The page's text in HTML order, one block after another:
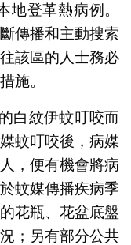
地登革熱病例。
傳播和主動搜索
該區的人士務必
施。
白紋伊蚊叮咬而
蚊叮咬後，病媒
，便有機會將病
蚊媒傳播疾病季
花瓶、花盆底盤
；另有部分公共